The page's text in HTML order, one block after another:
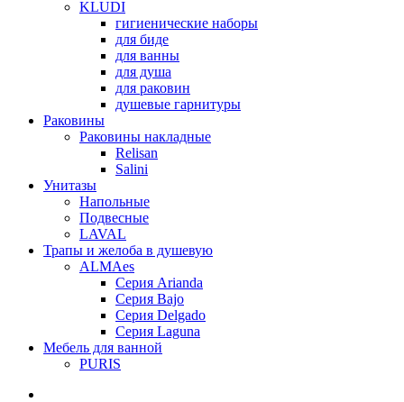
KLUDI
гигиенические наборы
для биде
для ванны
для душа
для раковин
душевые гарнитуры
Раковины
Раковины накладные
Relisan
Salini
Унитазы
Напольные
Подвесные
LAVAL
Трапы и желоба в душевую
ALMAes
Серия Arianda
Серия Bajo
Серия Delgado
Серия Laguna
Мебель для ванной
PURIS